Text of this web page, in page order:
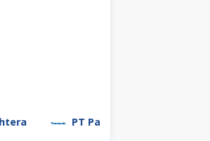
PT Panasonic Manufacturing